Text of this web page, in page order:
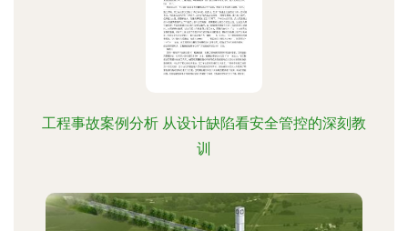
工程事故案例分析 从设计缺陷看安全管控的深刻教
训